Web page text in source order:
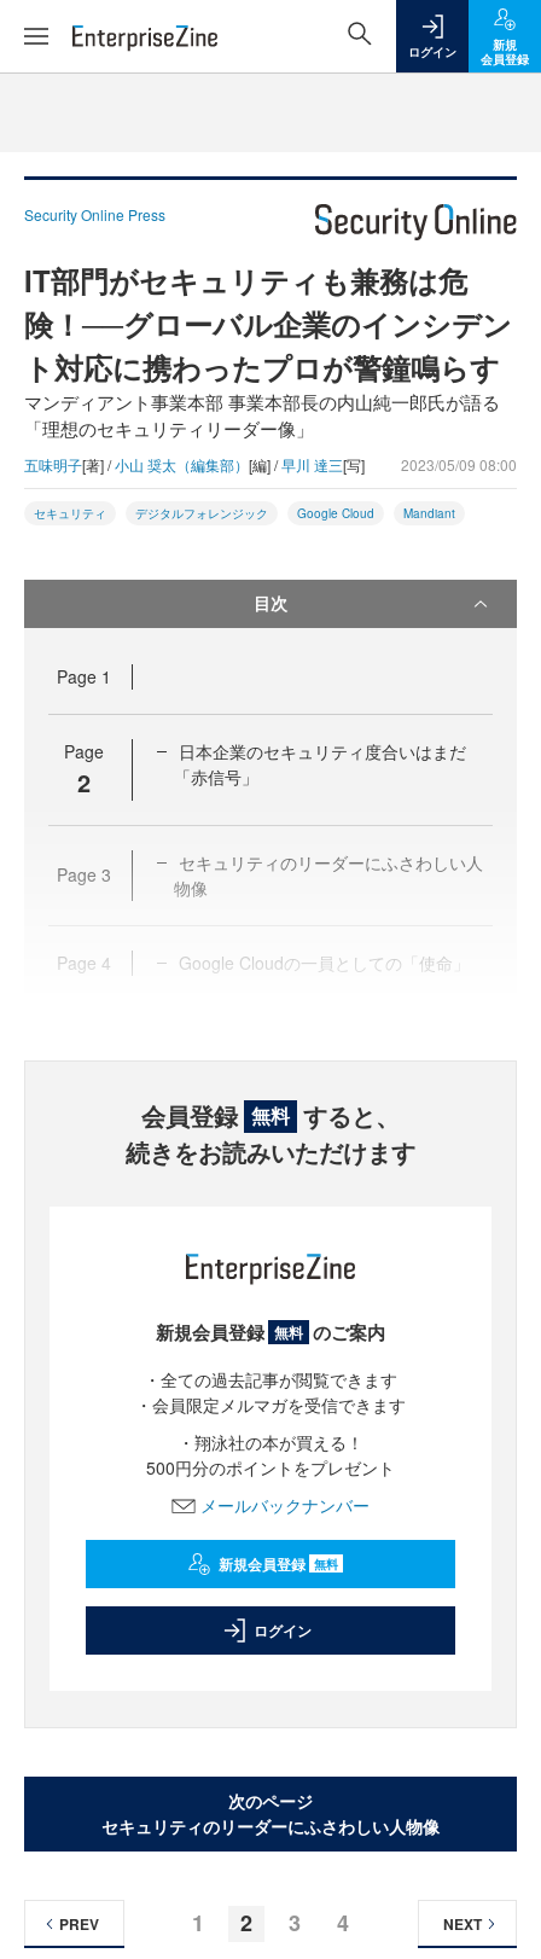
ログイン
新規
会員登録
Security Online Press
IT部門がセキュリティも兼務は危
険！──グローバル企業のインシデン
ト対応に携わったプロが警鐘鳴らす
マンディアント事業本部 事業本部長の内山純一郎氏が語る
「理想のセキュリティリーダー像」
五味明子[著] /小山 奨太（編集部） [編] /早川 達三[写] 2023/05/09 08:00
セキュリティ デジタルフォレンジック Google Cloud Mandiant
目次
Page 1
Page
2
日本企業のセキュリティ度合いはまだ
「赤信号」
Page 3
セキュリティのリーダーにふさわしい人
物像
Page 4 Google Cloudの一員としての「使命」
会員登録 無料 すると、
続きをお読みいただけます
新規会員登録 無料 のご案内
・全ての過去記事が閲覧できます
・会員限定メルマガを受信できます
・翔泳社の本が買える！
500円分のポイントをプレゼント
メールバックナンバー
新規会員登録 無料
ログイン
次のページ
セキュリティのリーダーにふさわしい人物像
1 2 3 4
PREV NEXT